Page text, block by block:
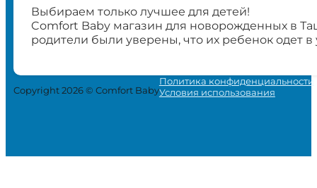
Выбираем только лучшее для детей!
Comfort Baby магазин для новорожденных в
родители были уверены, что их ребенок одет
Copyright 2026 © Comfort Baby
Политика конфиденциальности
Условия использования